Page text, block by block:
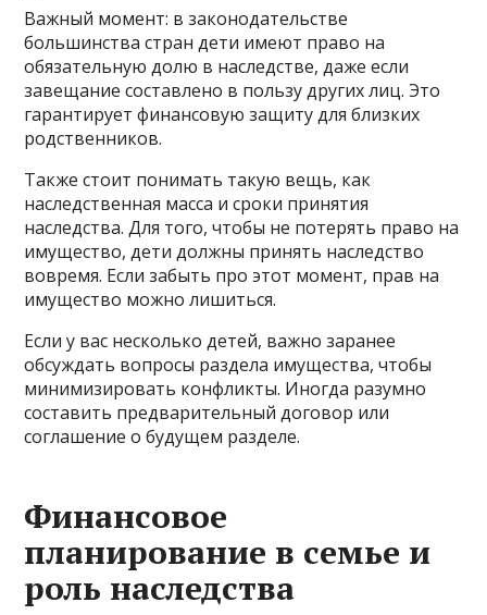
Важный момент: в законодательстве
большинства стран дети имеют право на
обязательную долю в наследстве, даже если
завещание составлено в пользу других лиц. Это
гарантирует финансовую защиту для близких
родственников.
Также стоит понимать такую вещь, как
наследственная масса и сроки принятия
наследства. Для того, чтобы не потерять право на
имущество, дети должны принять наследство
вовремя. Если забыть про этот момент, прав на
имущество можно лишиться.
Если у вас несколько детей, важно заранее
обсуждать вопросы раздела имущества, чтобы
минимизировать конфликты. Иногда разумно
составить предварительный договор или
соглашение о будущем разделе.
Финансовое
планирование в семье и
роль наследства